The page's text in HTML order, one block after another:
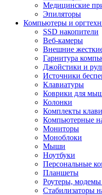
Медицинские
Эпиляторы
Компьютеры и
SSD накопители
Веб-камеры
Внешние
Гарнитура
Джойстики и
Источники
Клавиатуры
Коврики для
Колонки
Комплекты
Компьютерные
Мониторы
Моноблоки
Мыши
Ноутбуки
Персональные
Планшеты
Роутеры, модемы
Стабилизаторы